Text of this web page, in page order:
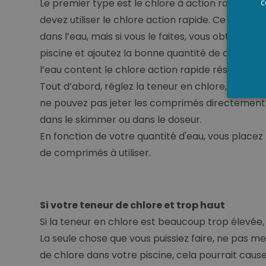
Le premier type est le chlore à action rapide
devez utiliser le chlore action rapide. Ce chlore
dans l’eau, mais si vous le faites, vous
piscine et ajoutez la bonne quantité de chlore
l’eau content le chlore action rapide résolu dans
Tout d’abord, réglez la teneur en chlore,
ne pouvez pas jeter les comprimés
dans le skimmer ou dans le doseur.
En fonction de votre quantité d'eau, vous
de comprimés à utiliser.
Si votre teneur de chlore et trop haut
Si la teneur en chlore est beaucoup trop
La seule chose que vous puissiez faire, ne pas
de chlore dans votre piscine, cela pourrait